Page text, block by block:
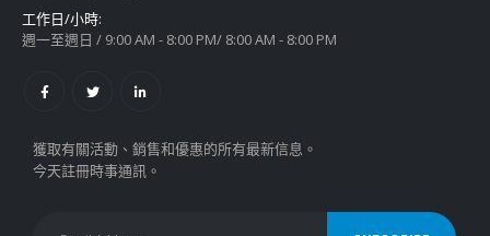
工作日/小時:
週一至週日 / 9:00 AM - 8:00 PM/ 8:00 AM - 8:00 PM
獲取有關活動、銷售和優惠的所有最新信息。
今天註冊時事通訊。